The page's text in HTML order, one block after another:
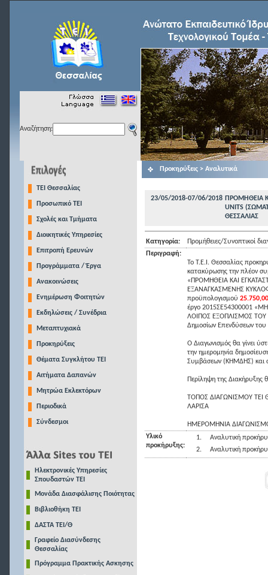
Αναζήτηση:
TEI Θεσσαλίας
Προσωπικό ΤΕΙ
Σχολές και Τμήματα
Διοικητικές Υπηρεσίες
Επιτροπή Ερευνών
Προγράμματα / Έργα
Ανακοινώσεις
Ενημέρωση Φοιτητών
Εκδηλώσεις / Συνέδρια
Μεταπτυχιακά
Προκηρύξεις
Θέματα Συγκλήτου ΤΕΙ
Αιτήματα Δαπανών
Μητρώα Εκλεκτόρων
Περιοδικά
Σύνδεσμοι
Ηλεκτρονικές Υπηρεσίες
Σπουδαστών ΤΕΙ
Μονάδα Διασφάλισης Ποιότητας
Βιβλιοθήκη ΤΕΙ
ΔΑΣΤΑ ΤΕΙ/Θ
Γραφείο Διασύνδεσης
Θεσσαλίας
Πρόγραμμα Πρακτικής Ασκησης
Προκηρύξεις > Αναλυτικά
23/05/2018-07/06/2018 ΠΡΟΜΗΘΕΙΑ
UNITS
ΘΕΣΣΑΛΙΑΣ
Κατηγορία:
Προμήθειες/Συνοπτικοί
Περιγραφή:
Το Τ.Ε.Ι. Θεσσαλίας
κατακύρωσης την πλέον
«ΠΡΟΜΗΘΕΙΑ ΚΑΙ
ΕΞΑΝΑΓΚΑΣΜΕΝΗΣ
προϋπολογισμού
έργο 2015ΣΕ54300001
ΛΟΙΠΟΣ ΕΞΟΠΛΙΣΜΟΣ ΤΟΥ
Δημοσίων Επενδύσεων του
Ο Διαγωνισμός θα γίνει
την ημερομηνία
Συμβάσεων (ΚΗΜΔΗΣ) και
Περίληψη της Διακήρυξης
ΤΟΠΟΣ ΔΙΑΓΩΝΙΣΜΟΥ ΤΕΙ
ΛΑΡΙΣΑ
ΗΜΕΡΟΜΗΝΙΑ
Υλικό
προκήρυξης:
1.
Αναλυτική
2.
Αναλυτική